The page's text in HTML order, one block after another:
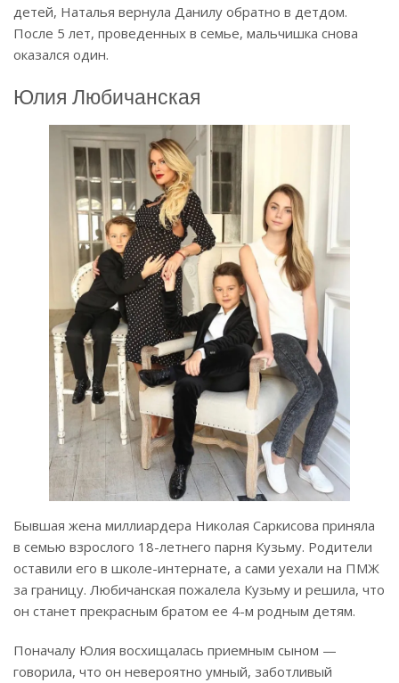
детей, Наталья вернула Данилу обратно в детдом.
После 5 лет, проведенных в семье, мальчишка снова
оказался один.
Юлия Любичанская
Бывшая жена миллиардера Николая Саркисова приняла
в семью взрослого 18-летнего парня Кузьму. Родители
оставили его в школе-интернате, а сами уехали на ПМЖ
за границу. Любичанская пожалела Кузьму и решила, что
он станет прекрасным братом ее 4-м родным детям.
Поначалу Юлия восхищалась приемным сыном —
говорила, что он невероятно умный, заботливый